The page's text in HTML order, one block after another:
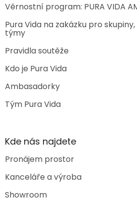
Věrnostní program: PURA VIDA
Pura Vida na zakázku pro
týmy
Pravidla soutěže
Kdo je Pura Vida
Ambasadorky
Tým Pura Vida
Kde nás najdete
Pronájem prostor
Kanceláře a výroba
Showroom